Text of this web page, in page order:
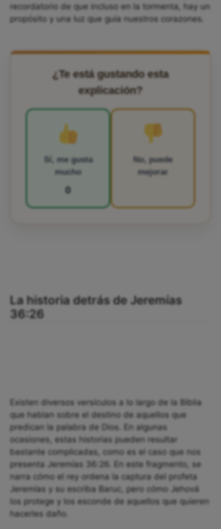
recordatorio de que incluso en la tormenta, hay un
propósito y una luz que guía nuestros corazones.
¿Te está gustando esta
explicación?
Sí, me gusta
mucho
0
No, puede
mejorar
La historia detrás de Jeremías
36:26
Existen diversos versículos a lo largo de la Biblia
que hablan sobre el destino de aquellos que
predican la palabra de Dios. En algunas
ocasiones, estas historias pueden resultar
bastante complicadas, como es el caso que nos
presenta Jeremías 36:26. En este fragmento, se
narra cómo el rey ordena la captura del profeta
Jeremías y su escriba Baruc, pero cómo Jehová
los protege y los esconde de aquellos que quieren
hacerles daño.